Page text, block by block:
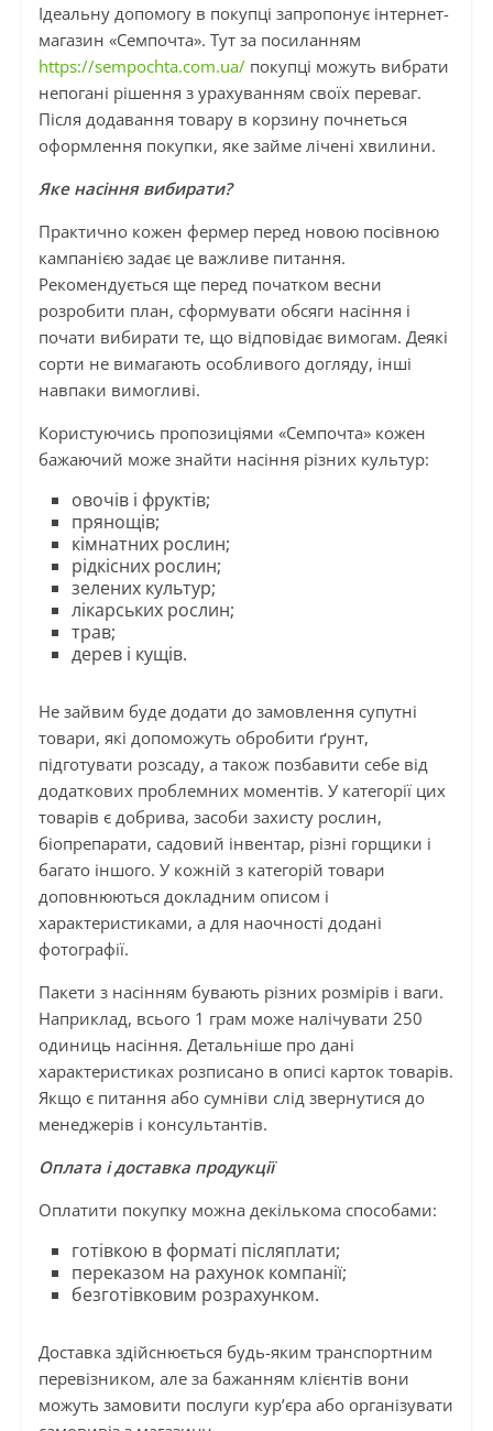
Ідеальну допомогу в покупці запропонує інтернет-
магазин «Семпочта». Тут за посиланням
https://sempochta.com.ua/покупці можуть вибрати
непогані рішення з урахуванням своїх переваг.
Після додавання товару в корзину почнеться
оформлення покупки, яке займе лічені хвилини.
Яке насіння вибирати?
Практично кожен фермер перед новою посівною
кампанією задає це важливе питання.
Рекомендується ще перед початком весни
розробити план, сформувати обсяги насіння і
почати вибирати те, що відповідає вимогам. Деякі
сорти не вимагають особливого догляду, інші
навпаки вимогливі.
Користуючись пропозиціями «Семпочта» кожен
бажаючий може знайти насіння різних культур:
овочів і фруктів;
прянощів;
кімнатних рослин;
рідкісних рослин;
зелених культур;
лікарських рослин;
трав;
дерев і кущів.
Не зайвим буде додати до замовлення супутні
товари, які допоможуть обробити ґрунт,
підготувати розсаду, а також позбавити себе від
додаткових проблемних моментів. У категорії цих
товарів є добрива, засоби захисту рослин,
біопрепарати, садовий інвентар, різні горщики і
багато іншого. У кожній з категорій товари
доповнюються докладним описом і
характеристиками, а для наочності додані
фотографії.
Пакети з насінням бувають різних розмірів і ваги.
Наприклад, всього 1 грам може налічувати 250
одиниць насіння. Детальніше про дані
характеристиках розписано в описі карток товарів.
Якщо є питання або сумніви слід звернутися до
менеджерів і консультантів.
Оплата і доставка продукції
Оплатити покупку можна декількома способами:
готівкою в форматі післяплати;
переказом на рахунок компанії;
безготівковим розрахунком.
Доставка здійснюється будь-яким транспортним
перевізником, але за бажанням клієнтів вони
можуть замовити послуги кур’єра або організувати